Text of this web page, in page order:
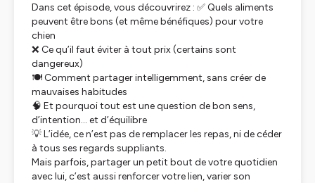
Dans cet épisode, vous découvrirez : ✅ Quels aliments
peuvent être bons (et même bénéfiques) pour votre
chien
❌ Ce qu’il faut éviter à tout prix (certains sont
dangereux)
🍽️ Comment partager intelligemment, sans créer de
mauvaises habitudes
🧠 Et pourquoi tout est une question de bon sens,
d’intention… et d’équilibre
💡 L’idée, ce n’est pas de remplacer les repas, ni de céder
à tous ses regards suppliants.
Mais parfois, partager un petit bout de votre quotidien
avec lui, c’est aussi renforcer votre lien, varier son